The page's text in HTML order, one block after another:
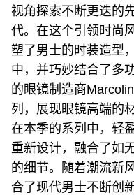
视角探索不断更迭的
代。在这个引领时尚
塑了男士的时装造型
中，并巧妙结合了多
的眼镜制造商
列，展现眼镜高端的
在本季的系列中，轻
重新设计，融合了如
的细节。随着潮流新
合了现代男士不断创